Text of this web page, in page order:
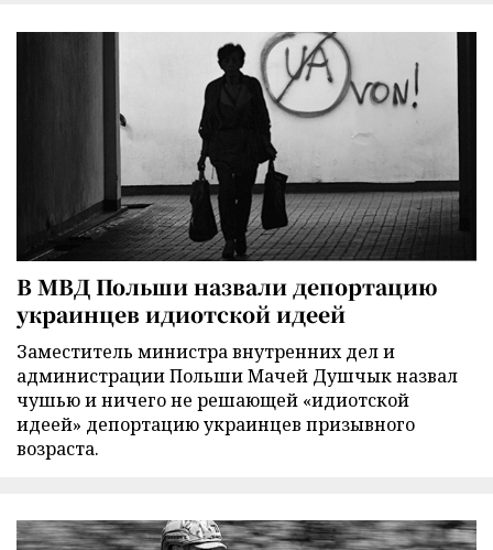
В МВД Польши назвали депортацию
украинцев идиотской идеей
Заместитель министра внутренних дел и
администрации Польши Мачей Душчык назвал
чушью и ничего не решающей «идиотской
идеей» депортацию украинцев призывного
возраста.